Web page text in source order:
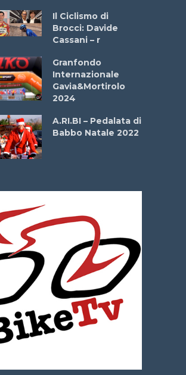
Il Ciclismo di
Brocci: Davide
Cassani – r
Granfondo
Internazionale
Gavia&Mortirolo
2024
A.RI.BI – Pedalata di
Babbo Natale 2022